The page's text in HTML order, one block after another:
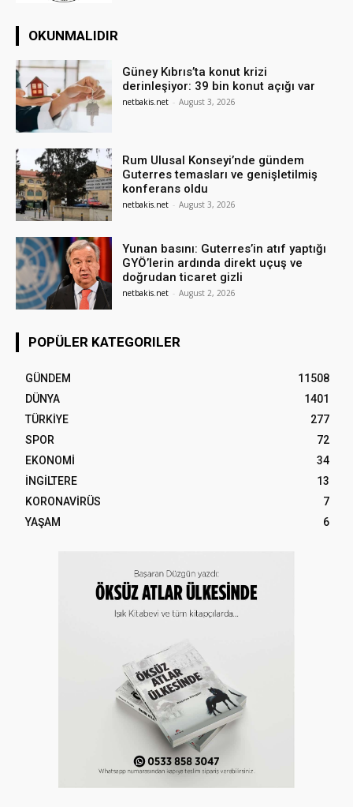
OKUNMALIDIR
Güney Kıbrıs’ta konut krizi
derinleşiyor: 39 bin konut açığı var
netbakis.net - August 3, 2026
Rum Ulusal Konseyi’nde gündem
Guterres temasları ve genişletilmiş
konferans oldu
netbakis.net - August 3, 2026
Yunan basını: Guterres’in atıf yaptığı
GYÖ’lerin ardında direkt uçuş ve
doğrudan ticaret gizli
netbakis.net - August 2, 2026
POPÜLER KATEGORILER
GÜNDEM
11508
DÜNYA
1401
TÜRKİYE
277
SPOR
72
EKONOMİ
34
İNGİLTERE
13
KORONAVİRÜS
7
YAŞAM
6